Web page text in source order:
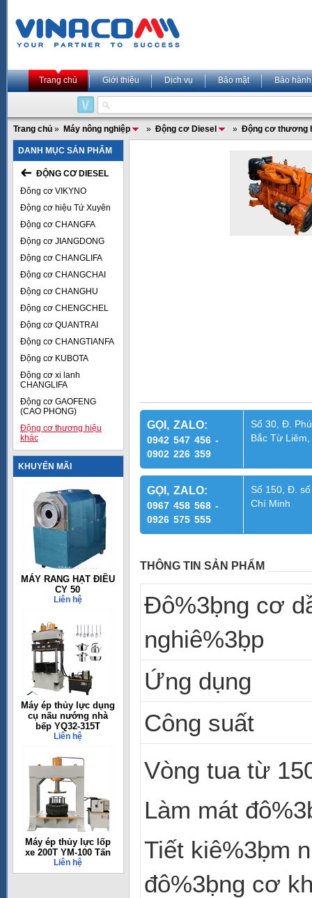
Trang chủ Giới thiệu Dịch vụ Bảo mật Bảo hành
Trang chủ » Máy nông nghiệp » Động cơ Diesel » Động cơ thương
DANH MỤC SẢN PHẨM
ĐỘNG CƠ DIESEL
Đông cơ VIKYNO
Động cơ hiệu Tứ Xuyên
Động cơ CHANGFA
Động cơ JIANGDONG
Động cơ CHANGLIFA
Động cơ CHANGCHAI
Động cơ CHANGHU
Động cơ CHENGCHEL
Động cơ QUANTRAI
Động cơ CHANGTIANFA
Động cơ KUBOTA
Động cơ xi lanh
CHANGLIFA
Động cơ GAOFENG
(CAO PHONG)
Động cơ thương hiệu
khác
KHUYẾN MÃI
MÁY RANG HẠT ĐIỀU
CY 50
Liên hệ
Máy ép thủy lực dụng
cụ nấu nướng nhà
bếp YQ32-315T
Liên hệ
Máy ép thủy lực lốp
xe 200T YM-100 Tấn
Liên hệ
GỌI, ZALO:
0942 547 456 -
0902 226 359
Số 30, Đ.
Bắc Từ
GỌI, ZALO:
0967 458 568 -
0926 575 555
Số 150, Đ.
Chí Minh
THÔNG TIN SẢN PHẨM
Đô%3ḅng cơ
nghiê%3ḅp
Ứng dụng
Công suất
Vòng tua từ
Làm mát
Tiết kiê%3ḅm
đô%3ḅng cơ